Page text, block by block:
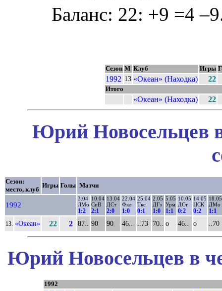
Баланс: 22: +9 =4
Сезон М Клуб Игры
1992 13 «Океан» (Находка) 22
Итого
«Океан» (Находка) 22
Юрий Новосельцев
Сезон:
место, клуб
Игры Голы Матчи
1992
3.04
ЛМо
1:2
10.04
СпВ
2:1
13.04
ДСт
2:0
22.04
Фкл
1:0
25.04
Ткс
0:1
2.05
ДГз
1:0
5.05
Урм
1:1
10.05
ДСт
0:2
14.05
ЦСК
0:2
18.05
ДМо
1:1
13. «Океан» 22 2 87.. 90 90 46.. ..73 70.. о 46.. о ..70
Юрий Новосельцев в
1992